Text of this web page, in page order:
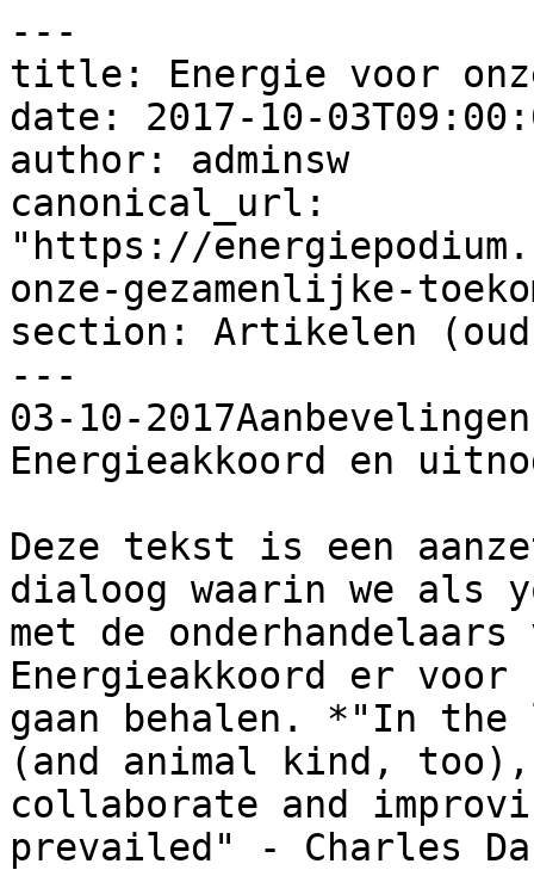
---
title: Energie voor
date: 2017-10-
author: adminsw
canonical_url:
"https://
onze-gezamenlijke-
section: Artikelen
---
03-10-
Energieakkoord en
Deze tekst is een
dialoog waarin we als
met de onderhandelaars
Energieakkoord er voor
gaan behalen. *"In the
(and animal kind,
collaborate and
prevailed" - Charles